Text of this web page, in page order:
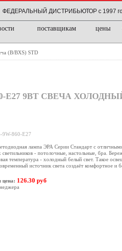
ФЕДЕРАЛЬНЫЙ ДИСТРИБЬЮТОР с 1997
поставщикам цены
(B/BXS) STD
E27 9ВТ СВЕЧА
9W-860-E27
лампа ЭРА Серии Стандарт с
- потолочные, настольные, бра.
температура - холодный белый свет. Такое
источник света создаёт комфортное и
цена: 126.30 руб